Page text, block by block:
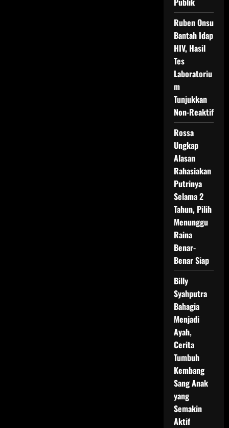
Ruben Onsu
Bantah Idap
HIV, Hasil
Tes
Laboratoriu
m
Tunjukkan
Non-Reaktif
Rossa
Ungkap
Alasan
Rahasiakan
Putrinya
Selama 2
Tahun, Pilih
Menunggu
Raina
Benar-
Benar Siap
Billy
Syahputra
Bahagia
Menjadi
Ayah,
Cerita
Tumbuh
Kembang
Sang Anak
yang
Semakin
Aktif